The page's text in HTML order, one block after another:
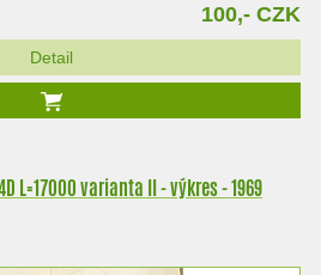
100,- CZK
Detail
L=17000 varianta II - výkres - 1969